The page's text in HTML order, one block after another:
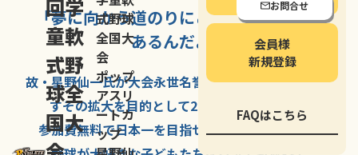
お問合せ
回学
童軟
式野
球全
国大
式野球
全国大
会
ポップ
アスリ
ートカ
ップ
会員様
新規登録
FAQはこちら
「夢に向かう道のりにこそ大きな意味が
あるんだよ」
故・星野仙一氏が大会永世名誉会長を務める、野球の
すその拡大を目的として2007年に
参加費無料で日本一を目指せる唯一の野球大会。